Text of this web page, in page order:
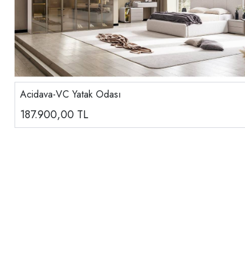
Acidava-VC Yatak Odası
187.900,00 TL